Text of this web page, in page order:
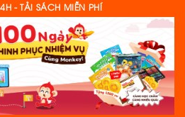
- TẢI SÁCH MIỄN PHÍ